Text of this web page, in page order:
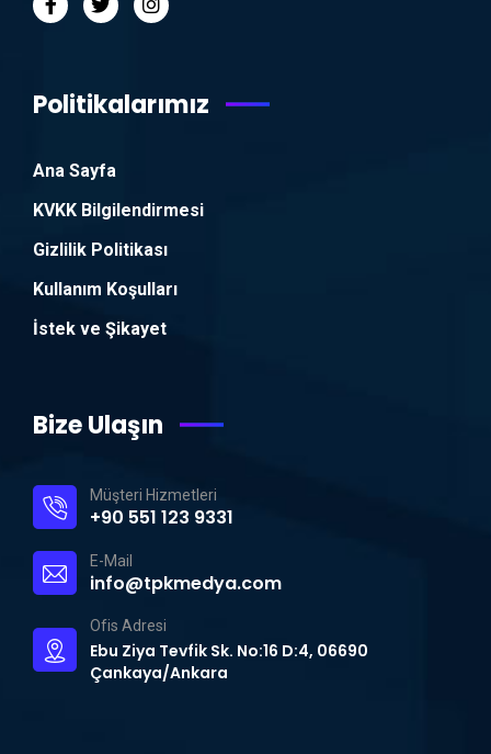
Politikalarımız
Ana Sayfa
KVKK Bilgilendirmesi
Gizlilik Politikası
Kullanım Koşulları
İstek ve Şikayet
Bize Ulaşın
Müşteri Hizmetleri
+90 551 123 9331
E-Mail
info@tpkmedya.com
Ofis Adresi
Ebu Ziya Tevfik Sk. No:16 D:4, 06690
Çankaya/Ankara